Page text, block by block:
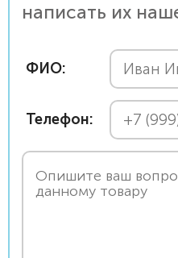
написать их
ФИО:
Телефон: